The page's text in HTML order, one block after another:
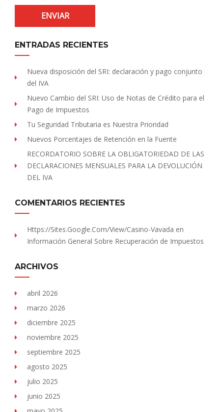
ENTRADAS RECIENTES
Nueva disposición del SRI: declaración y pago conjunto
del IVA
Nuevo Cambio del SRI: Uso de Notas de Crédito para el
Pago de Impuestos
Tu Seguridad Tributaria es Nuestra Prioridad
Nuevos Porcentajes de Retención en la Fuente
RECORDATORIO SOBRE LA OBLIGATORIEDAD DE LAS
DECLARACIONES MENSUALES PARA LA DEVOLUCIÓN
DEL IVA
COMENTARIOS RECIENTES
Https://sites.Google.com/view/Casino-Vavada en
Información General Sobre Recuperación de Impuestos
ARCHIVOS
abril 2026
marzo 2026
diciembre 2025
noviembre 2025
septiembre 2025
agosto 2025
julio 2025
junio 2025